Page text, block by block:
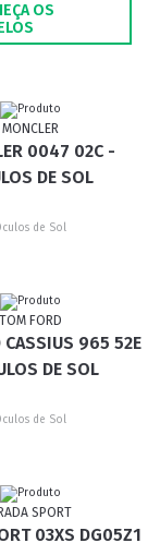
OS
MONCLER
0047 02C -
DE SOL
de Sol
TOM FORD
CASSIUS 965 52E
DE SOL
de Sol
SPORT
03XS DG05Z1